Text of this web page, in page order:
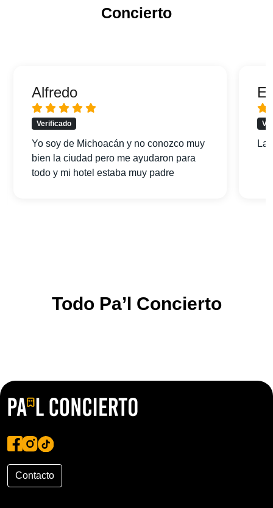
Concierto
Alfredo
Verificado
Yo soy de Michoacán y no conozco muy
bien la ciudad pero me ayudaron para
todo y mi hotel estaba muy padre
La
Todo Pa’l Concierto
Contacto